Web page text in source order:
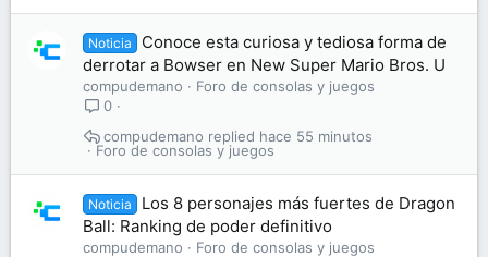
Noticia
Conoce esta curiosa y tediosa forma de
derrotar a Bowser en New Super Mario Bros. U
compudemano
Foro de consolas y juegos
0
Foro de consolas y juegos
hace 55 minutos
compudemano
Noticia
Los 8 personajes más fuertes de Dragon
Ball: Ranking de poder definitivo
compudemano
Foro de consolas y juegos